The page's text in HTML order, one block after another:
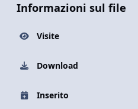
Informazioni sul file
Visite
Download
Inserito